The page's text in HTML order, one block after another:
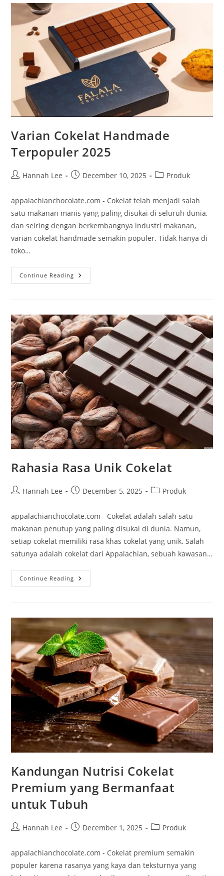
Petani
Lokal
Varian Cokelat Handmade
Terpopuler 2025
PostHannah Lee
PostDecember 10, 2025
PostProduk
appalachianchocolate.com - Cokelat telah menjadi salah
satu makanan manis yang paling disukai di seluruh dunia,
dan seiring dengan berkembangnya industri makanan,
varian cokelat handmade semakin populer. Tidak hanya di
toko…
Continue Reading Varian
Cokelat
Rahasia Rasa Unik Cokelat
PostHannah Lee
PostDecember 5, 2025
PostProduk
appalachianchocolate.com - Cokelat adalah salah satu
makanan penutup yang paling disukai di dunia. Namun,
setiap cokelat memiliki rasa khas cokelat yang unik. Salah
satunya adalah cokelat dari Appalachian, sebuah kawasan…
Continue Reading Rahasia
Rasa
Kandungan Nutrisi Cokelat
Premium yang Bermanfaat
untuk Tubuh
PostHannah Lee
PostDecember 1, 2025
PostProduk
appalachianchocolate.com - Cokelat premium semakin
populer karena rasanya yang kaya dan teksturnya yang